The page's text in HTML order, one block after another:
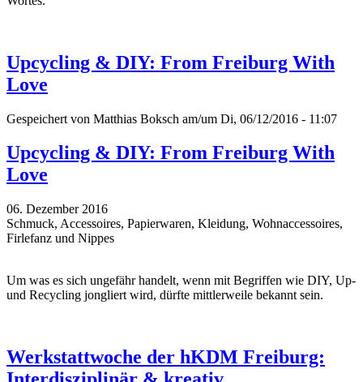
Upcycling & DIY: From Freiburg With
Love
Gespeichert von Matthias Boksch am/um Di, 06/12/2016 - 11:07
Upcycling & DIY: From Freiburg With
Love
06. Dezember 2016
Schmuck, Accessoires, Papierwaren, Kleidung, Wohnaccessoires,
Firlefanz und Nippes
Um was es sich ungefähr handelt, wenn mit Begriffen wie DIY, Up-
und Recycling jongliert wird, dürfte mittlerweile bekannt sein.
Werkstattwoche der hKDM Freiburg: